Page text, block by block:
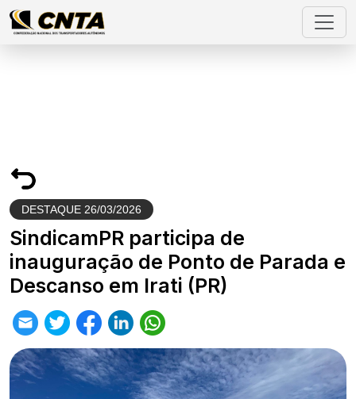
DESTAQUE 26/03/2026
SindicamPR participa de
inauguração de Ponto de Parada e
Descanso em Irati (PR)